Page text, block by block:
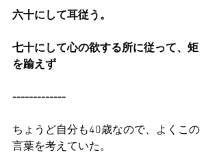
六十にして耳従う。
七十にして心の欲する所に従って、矩
を踰えず
-------------
ちょうど自分も40歳なので、よくこの
言葉を考えていた。